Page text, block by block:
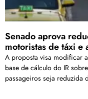
Senado aprova
motoristas de táxi e
A proposta visa modificar
base de cálculo do IR
passageiros seja reduzida